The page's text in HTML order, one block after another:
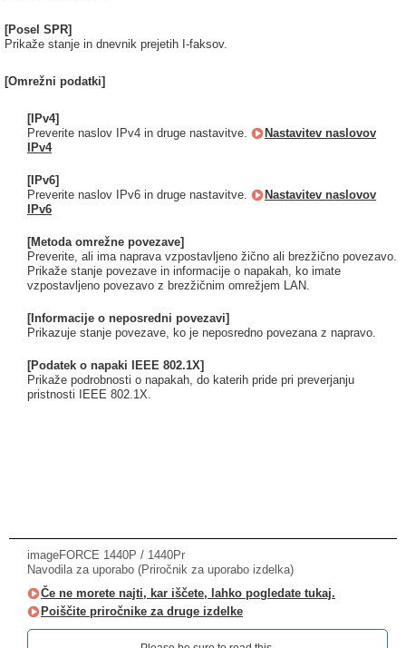
[Posel SPR]
Prikaže stanje in dnevnik prejetih I-faksov.
[Omrežni podatki]
[IPv4]
Preverite naslov IPv4 in druge nastavitve.
Nastavitev naslovov
IPv4
[IPv6]
Preverite naslov IPv6 in druge nastavitve.
Nastavitev naslovov
IPv6
[Metoda omrežne povezave]
Preverite, ali ima naprava vzpostavljeno žično ali brezžično povezavo.
Prikaže stanje povezave in informacije o napakah, ko imate
vzpostavljeno povezavo z brezžičnim omrežjem LAN.
[Informacije o neposredni povezavi]
Prikazuje stanje povezave, ko je neposredno povezana z napravo.
[Podatek o napaki IEEE 802.1X]
Prikaže podrobnosti o napakah, do katerih pride pri preverjanju
pristnosti IEEE 802.1X.
imageFORCE 1440P / 1440Pr
Navodila za uporabo (Priročnik za uporabo izdelka)
Če ne morete najti, kar iščete, lahko pogledate tukaj.
Poiščite priročnike za druge izdelke